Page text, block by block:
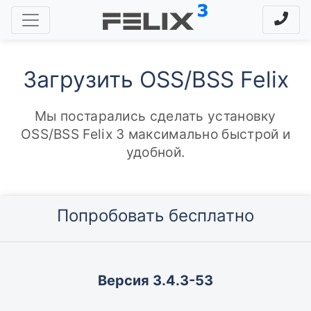
Загрузить OSS/BSS Felix
Мы постарались сделать установку
OSS/BSS Felix 3 максимально быстрой и
удобной.
Попробовать бесплатно
Версия 3.4.3-53